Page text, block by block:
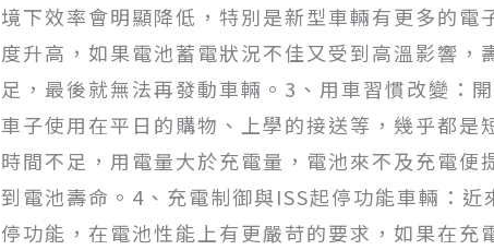
境下效率會明顯降低，特別是新型車輛有更多的電
度升高，如果電池蓄電狀況不佳又受到高溫影響，
足，最後就無法再發動車輛。3、用車習慣改變：
車子使用在平日的購物、上學的接送等，幾乎都是
時間不足，用電量大於充電量，電池來不及充電便
到電池壽命。4、充電制御與ISS起停功能車輛：近
停功能，在電池性能上有更嚴苛的要求，如果在充